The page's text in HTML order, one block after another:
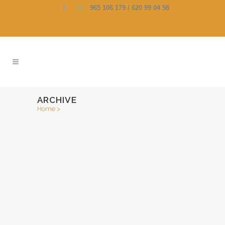
965 106 179 / 620 99 04 58
ARCHIVE
Home >